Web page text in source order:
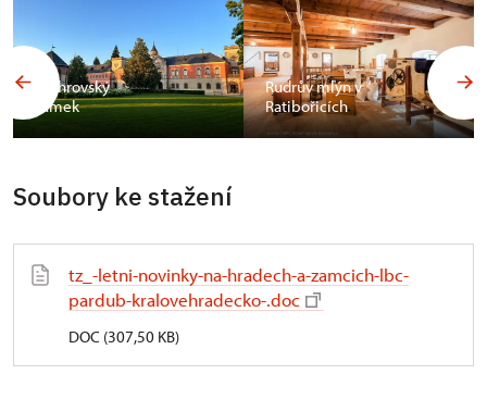
Sychrovský
zámek
Rudrův mlýn v
Ratibořicích
Soubory ke stažení
tz_-letni-novinky-na-hradech-a-zamcich-lbc-
pardub-kralovehradecko-.doc
DOC (307,50 KB)